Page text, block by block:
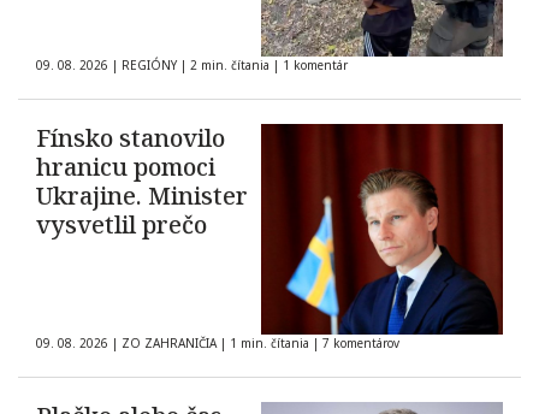
09. 08. 2026 | REGIÓNY | 2 min. čítania | 1 komentár
Fínsko stanovilo
hranicu pomoci
Ukrajine. Minister
vysvetlil prečo
09. 08. 2026 | ZO ZAHRANIČIA | 1 min. čítania | 7 komentárov